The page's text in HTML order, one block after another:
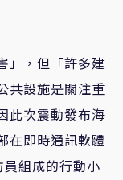
」，但「許多建
共設施是關注重
此次震動發布海
在即時通訊軟體
組成的行動小